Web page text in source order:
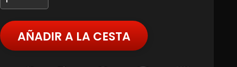
AÑADIR A LA CESTA